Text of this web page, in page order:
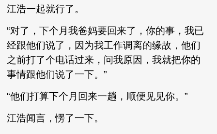
江浩一起就行了。
“对了，下个月我爸妈要回来了，你的事，我已
经跟他们说了，因为我工作调离的缘故，他们
之前打了个电话过来，问我原因，我就把你的
事情跟他们说了一下。”
“他们打算下个月回来一趟，顺便见见你。”
江浩闻言，愣了一下。